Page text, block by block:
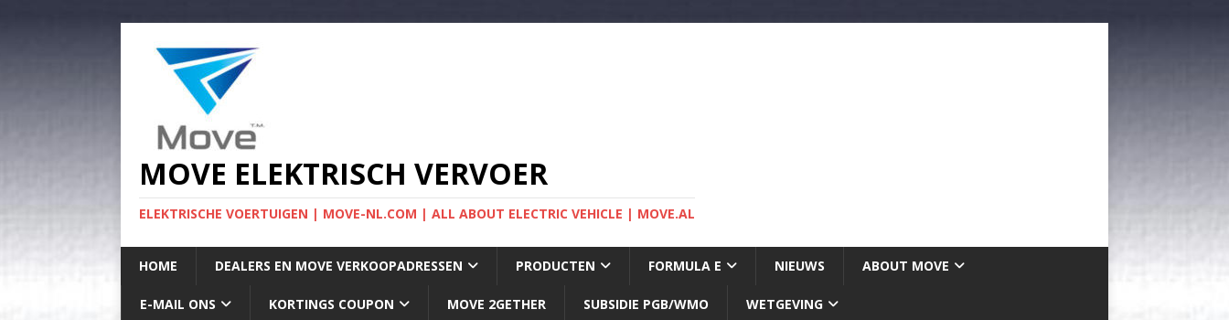
MOVE ELEKTRISCH VERVOER
ELEKTRISCHE VOERTUIGEN | MOVE-NL.COM | ALL ABOUT ELECTRIC VEHICLE | MOVE.AL
HOME DEALERS EN MOVE VERKOOPADRESSEN PRODUCTEN FORMULA E NIEUWS ABOUT MOVE
E-MAIL ONS KORTINGS COUPON MOVE 2GETHER SUBSIDIE PGB/WMO WETGEVING